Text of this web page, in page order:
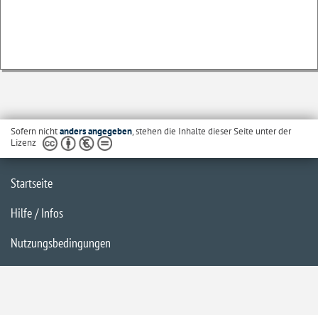
Sofern nichtanders angegeben, stehen die Inhalte dieser Seite unter der
Lizenz
Startseite
Hilfe / Infos
Nutzungsbedingungen